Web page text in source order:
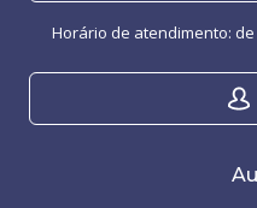
Horário de atendimento: